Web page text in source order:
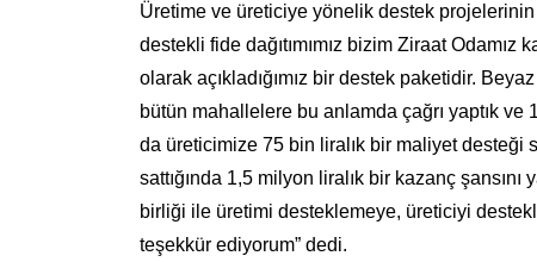
Üretime ve üreticiye yönelik destek
destekli fide dağıtımımız bizim Ziraat Odamız
olarak açıkladığımız bir destek paketidir.
bütün mahallelere bu anlamda çağrı yaptık
da üreticimize 75 bin liralık bir maliyet desteği
sattığında 1,5 milyon liralık bir kazanç
birliği ile üretimi desteklemeye, üreticiyi
teşekkür ediyorum” dedi.